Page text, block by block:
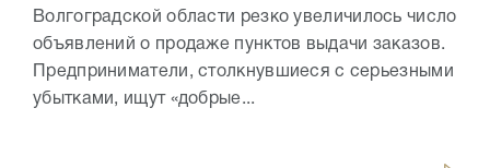
Волгоградской области резко увеличилось число
объявлений о продаже пунктов выдачи заказов.
Предприниматели, столкнувшиеся с серьезными
убытками, ищут «добрые...